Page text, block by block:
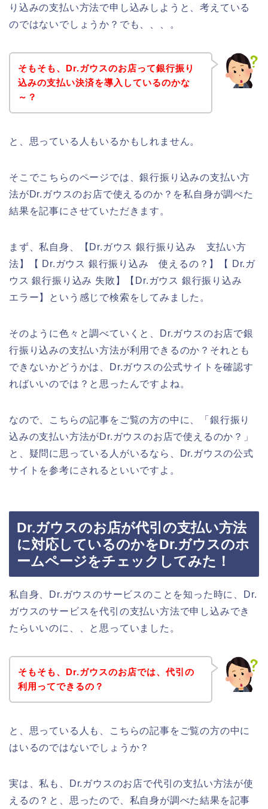
り込みの支払い方法で申し込みしようと、考えている
のではないでしょうか？でも、、、。
そもそも、Dr.ガウスのお店って銀行振り
込みの支払い決済を導入しているのかな
～？
と、思っている人もいるかもしれません。
そこでこちらのページでは、銀行振り込みの支払い方
法がDr.ガウスのお店で使えるのか？を私自身が調べた
結果を記事にさせていただきます。
まず、私自身、【Dr.ガウス 銀行振り込み 支払い方
法】【 Dr.ガウス 銀行振り込み 使えるの？】【 Dr.ガ
ウス 銀行振り込み 失敗】【Dr.ガウス 銀行振り込み
エラー】という感じで検索をしてみました。
そのように色々と調べていくと、Dr.ガウスのお店で銀
行振り込みの支払い方法が利用できるのか？それとも
できないかどうかは、Dr.ガウスの公式サイトを確認す
ればいいのでは？と思ったんですよね。
なので、こちらの記事をご覧の方の中に、「銀行振り
込みの支払い方法がDr.ガウスのお店で使えるのか？」
と、疑問に思っている人がいるなら、Dr.ガウスの公式
サイトを参考にされるといいですよ。
Dr.ガウスのお店が代引の支払い方法
に対応しているのかをDr.ガウスのホ
ームページをチェックしてみた！
私自身、Dr.ガウスのサービスのことを知った時に、Dr.
ガウスのサービスを代引の支払い方法で申し込みでき
たらいいのに、、と思っていました。
そもそも、Dr.ガウスのお店では、代引の
利用ってできるの？
と、思っている人も、こちらの記事をご覧の方の中に
はいるのではないでしょうか？
実は、私も、Dr.ガウスのお店で代引の支払い方法が使
えるの？と、思ったので、私自身が調べた結果を記事